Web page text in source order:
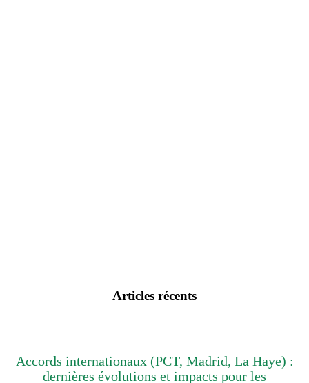
Articles récents
Accords internationaux (PCT, Madrid, La Haye) :
dernières évolutions et impacts pour les